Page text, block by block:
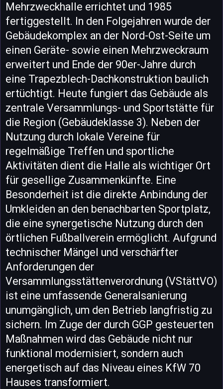
Mehrzweckhalle errichtet und 1985
fertiggestellt. In den Folgejahren wurde der
Gebäudekomplex an der Nord-Ost-Seite um
einen Geräte- sowie einen Mehrzweckraum
erweitert und Ende der 90er-Jahre durch
eine Trapezblech-Dachkonstruktion baulich
ertüchtigt. Heute fungiert das Gebäude als
zentrale Versammlungs- und Sportstätte für
die Region (Gebäudeklasse 3). Neben der
Nutzung durch lokale Vereine für
regelmäßige Treffen und sportliche
Aktivitäten dient die Halle als wichtiger Ort
für gesellige Zusammenkünfte. Eine
Besonderheit ist die direkte Anbindung der
Umkleiden an den benachbarten Sportplatz,
die eine synergetische Nutzung durch den
örtlichen Fußballverein ermöglicht. Aufgrund
technischer Mängel und verschärfter
Anforderungen der
Versammlungsstättenverordnung (VStättVO)
ist eine umfassende Generalsanierung
unumgänglich, um den Betrieb langfristig zu
sichern. Im Zuge der durch GGP gesteuerten
Maßnahmen wird das Gebäude nicht nur
funktional modernisiert, sondern auch
energetisch auf das Niveau eines KfW 70
Hauses transformiert.